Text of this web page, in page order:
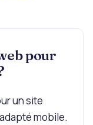
pour
un site
mobile.